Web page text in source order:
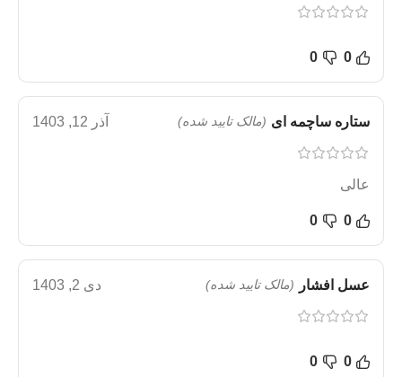
0
0
ستاره ساچمه ای (مالک تایید شده) آذر 12, 1403
عالی
0
0
عسل افشار (مالک تایید شده) دی 2, 1403
0
0